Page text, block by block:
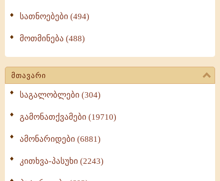
სათნოებები (494)
მოთმინება (488)
მთავარი
საგალობლები (304)
გამონათქვამები (19710)
ამონარიდები (6881)
კითხვა-პასუხი (2243)